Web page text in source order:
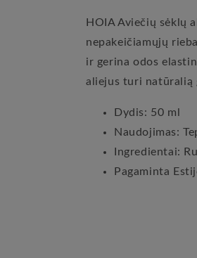
HOIA Aviečių sėklų
nepakeičiamųjų
ir gerina odos
aliejus turi natūralią
Dydis: 50 ml
Naudojimas:
Ingredientai:
Pagaminta